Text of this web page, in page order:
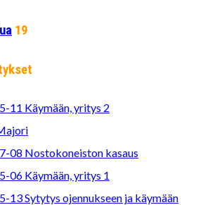
19
11 Käymään, yritys 2
08 Nostokoneiston kasaus
06 Käymään, yritys 1
13 Sytytys ojennukseen ja käymään